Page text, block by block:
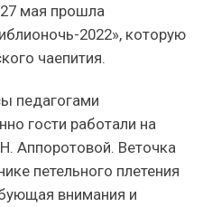
мая прошла
2022», которую
чаепития.
педагогами
гости работали на
Аппоротовой. Веточка
петельного плетения
внимания и